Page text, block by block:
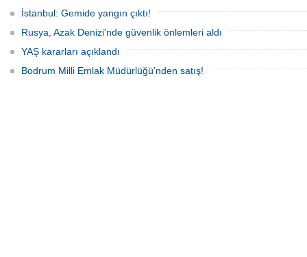
İstanbul: Gemide yangın çıktı!
Rusya, Azak Denizi'nde güvenlik önlemleri aldı
YAŞ kararları açıklandı
Bodrum Milli Emlak Müdürlüğü’nden satış!